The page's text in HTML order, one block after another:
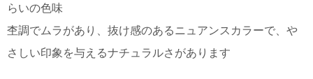
らいの色味
杢調でムラがあり、抜け感のあるニュアンスカラーで、や
さしい印象を与えるナチュラルさがあります